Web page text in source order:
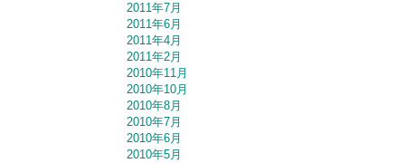
2011年7月
2011年6月
2011年4月
2011年2月
2010年11月
2010年10月
2010年8月
2010年7月
2010年6月
2010年5月